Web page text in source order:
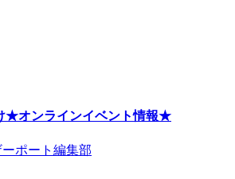
★オンラインイベント情報★
ーポート編集部